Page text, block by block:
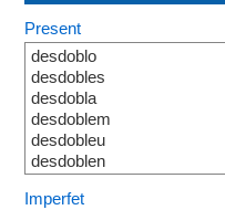
Present
desdoblo
desdobles
desdobla
desdoblem
desdobleu
desdoblen
Imperfet